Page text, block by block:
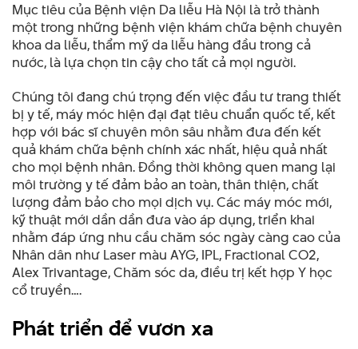
Mục tiêu của Bệnh viện Da liễu Hà Nội là trở thành
một trong những bệnh viện khám chữa bệnh chuyên
khoa da liễu, thẩm mỹ da liễu hàng đầu trong cả
nước, là lựa chọn tin cậy cho tất cả mọi người.
Chúng tôi đang chú trọng đến việc đầu tư trang thiết
bị y tế, máy móc hiện đại đạt tiêu chuẩn quốc tế, kết
hợp với bác sĩ chuyên môn sâu nhằm đưa đến kết
quả khám chữa bệnh chính xác nhất, hiệu quả nhất
cho mọi bệnh nhân. Đồng thời không quen mang lại
môi trường y tế đảm bảo an toàn, thân thiện, chất
lượng đảm bảo cho mọi dịch vụ. Các máy móc mới,
kỹ thuật mới dần dần đưa vào áp dụng, triển khai
nhằm đáp ứng nhu cầu chăm sóc ngày càng cao của
Nhân dân như Laser màu AYG, IPL, Fractional CO2,
Alex Trivantage, Chăm sóc da, điều trị kết hợp Y học
cổ truyền….
Phát triển để vươn xa